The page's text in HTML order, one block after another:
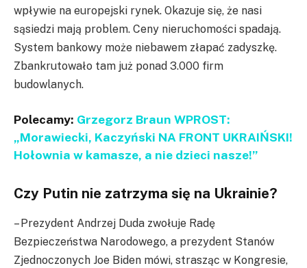
wpływie na europejski rynek. Okazuje się, że nasi
sąsiedzi mają problem. Ceny nieruchomości spadają.
System bankowy może niebawem złapać zadyszkę.
Zbankrutowało tam już ponad 3.000 firm
budowlanych.
Polecamy: Grzegorz Braun WPROST:
„Morawiecki, Kaczyński NA FRONT UKRAIŃSKI!
Hołownia w kamasze, a nie dzieci nasze!”
Czy Putin nie zatrzyma się na Ukrainie?
– Prezydent Andrzej Duda zwołuje Radę
Bezpieczeństwa Narodowego, a prezydent Stanów
Zjednoczonych Joe Biden mówi, strasząc w Kongresie,